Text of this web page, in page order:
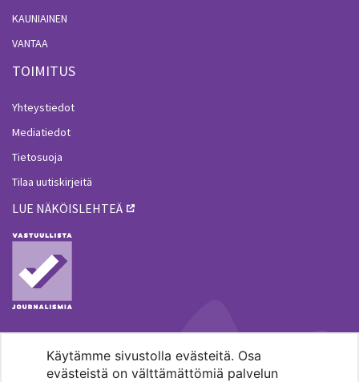
Käytämme sivustolla evästeitä. Osa
evästeistä on välttämättömiä palvelun
KAUNIAINEN
VANTAA
TOIMITUS
Yhteystiedot
Mediatiedot
Tietosuoja
Tilaa uutiskirjeitä
LUE NÄKÖISLEHTEÄ
MENOHAKU